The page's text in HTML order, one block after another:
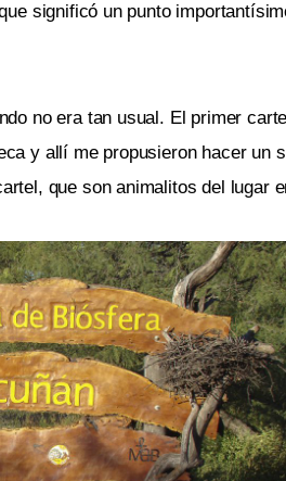
significó un punto
no era tan usual. El primer
y allí me propusieron hacer
que son animalitos del lugar